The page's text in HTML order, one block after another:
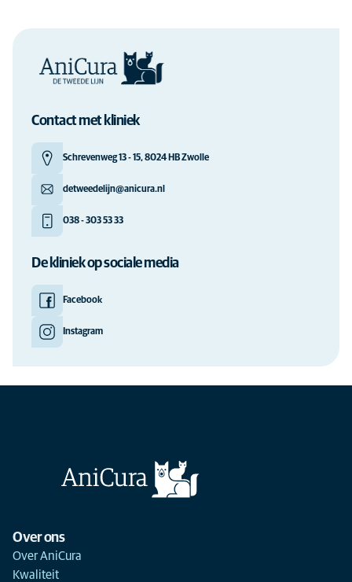
Contact met kliniek
Schrevenweg 13 - 15, 8024 HB Zwolle
detweedelijn@anicura.nl
038 - 303 53 33
De kliniek op sociale media
Facebook
Instagram
Over ons
Over AniCura
Kwaliteit